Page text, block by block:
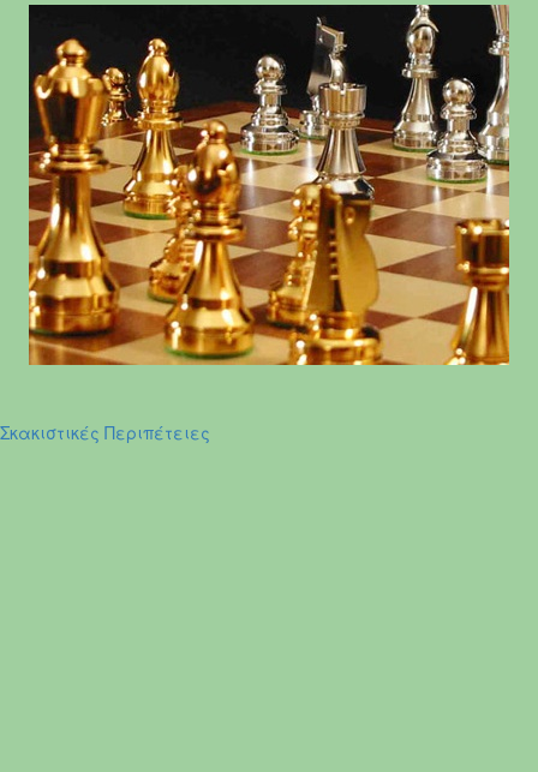
Σκακιστικές Περιπέτειες